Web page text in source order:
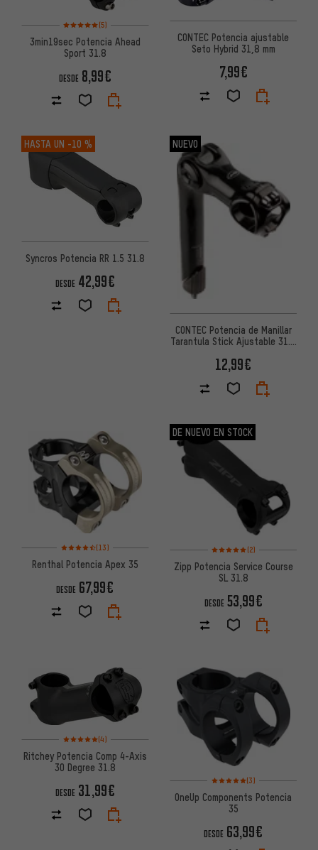
Valoración media: 5 de 5 basada en 5 reseñas
(5)
3min19sec Potencia Ahead
Sport 31.8
DESDE 8,99€
CONTEC Potencia ajustable
Seto Hybrid 31,8 mm
7,99€
HASTA UN -10 %
Syncros Potencia RR 1.5 31.8
DESDE 42,99€
NUEVO
CONTEC Potencia de Manillar
Tarantula Stick Ajustable 31.8
12,99€
Valoración media: 4,5 de 5 basada en 13 reseñas
(13)
Renthal Potencia Apex 35
DESDE 67,99€
DE NUEVO EN STOCK
Valoración media: 5 de 5
(2)
Zipp Potencia Service Course
SL 31.8
DESDE 53,99€
Valoración media: 5 de 5 basada en 4 reseñas
(4)
Ritchey Potencia Comp 4-Axis
30 Degree 31.8
DESDE 31,99€
Valoración media: 5 de 5
(3)
OneUp Components Potencia
35
DESDE 63,99€